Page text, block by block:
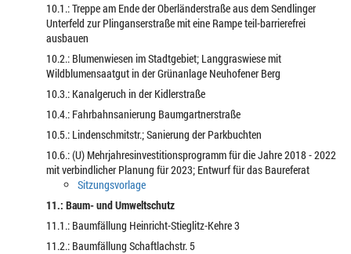
10.1.: Treppe am Ende der Oberländerstraße aus dem Sendlinger
Unterfeld zur Plinganserstraße mit eine Rampe teil-barrierefrei
ausbauen
10.2.: Blumenwiesen im Stadtgebiet; Langgraswiese mit
Wildblumensaatgut in der Grünanlage Neuhofener Berg
10.3.: Kanalgeruch in der Kidlerstraße
10.4.: Fahrbahnsanierung Baumgartnerstraße
10.5.: Lindenschmitstr.; Sanierung der Parkbuchten
10.6.: (U) Mehrjahresinvestitionsprogramm für die Jahre 2018 - 2022
mit verbindlicher Planung für 2023; Entwurf für das Baureferat
Sitzungsvorlage
11.: Baum- und Umweltschutz
11.1.: Baumfällung Heinricht-Stieglitz-Kehre 3
11.2.: Baumfällung Schaftlachstr. 5